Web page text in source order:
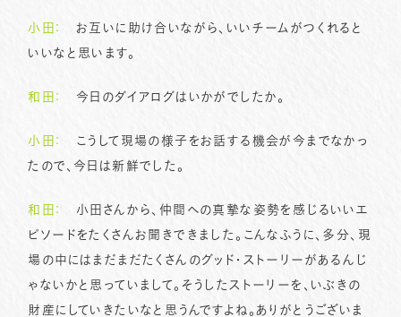
小田：
お互いに助け合いながら、いいチームがつくれると
いいなと思います。
和田： 今日のダイアログはいかがでしたか。
小田：
こうして現場の様子をお話する機会が今までなかっ
たので、今日は新鮮でした。
和田： 小田さんから、仲間への真摯な姿勢を感じるいいエ
ピソードをたくさんお聞きできました。こんなふうに、多分、現
場の中にはまだまだたくさんのグッド・ストーリーがあるんじ
ゃないかと思っていまして。そうしたストーリーを、いぶきの
財産にしていきたいなと思うんですよね。ありがとうございま